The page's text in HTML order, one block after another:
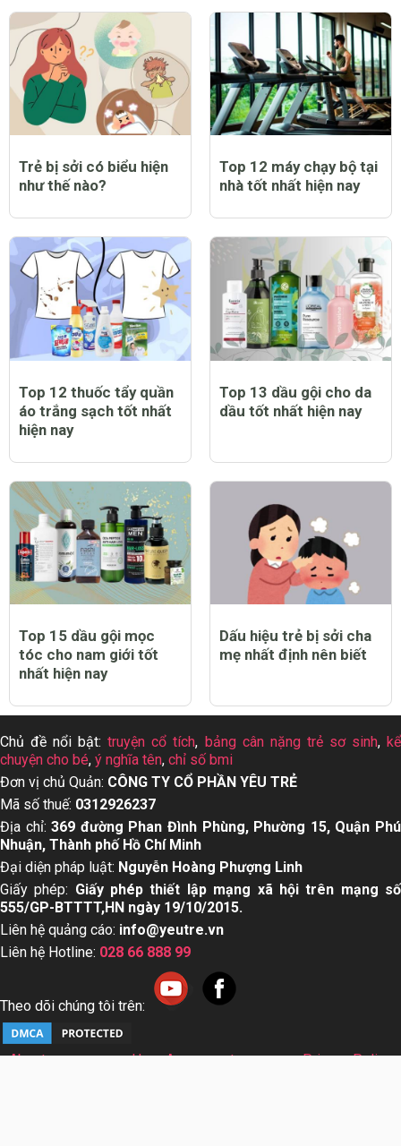
Trẻ bị sởi có biểu hiện
như thế nào?
Top 12 máy chạy bộ tại
nhà tốt nhất hiện nay
Top 12 thuốc tẩy quần
áo trắng sạch tốt nhất
hiện nay
Top 13 dầu gội cho da
dầu tốt nhất hiện nay
Top 15 dầu gội mọc
tóc cho nam giới tốt
nhất hiện nay
Dấu hiệu trẻ bị sởi cha
mẹ nhất định nên biết
Chủ đề nổi bật:truyện cổ tích, bảng cân nặng trẻ sơ sinh, kể
chuyện cho bé, ý nghĩa tên, chỉ số bmi
Đơn vị chủ Quản: CÔNG TY CỔ PHẦN YÊU TRẺ
Mã số thuế: 0312926237
Địa chỉ:369 đường Phan Đình Phùng, Phường 15, Quận Phú
Nhuận, Thành phố Hồ Chí Minh
Đại diện pháp luật: Nguyễn Hoàng Phượng Linh
Giấy phép: Giấy phép thiết lập mạng xã hội trên mạng số
555/GP-BTTTT,HN ngày 19/10/2015.
Liên hệ quảng cáo: info@yeutre.vn
Liên hệ Hotline: 028 66 888 99
Theo dõi chúng tôi trên:
About us User Agreement
Privacy Policy